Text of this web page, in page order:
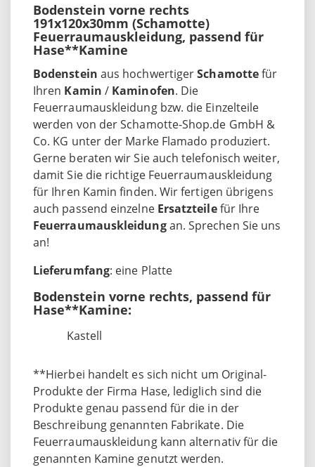
Bodenstein vorne rechts
191x120x30mm (Schamotte)
Feuerraumauskleidung, passend für
Hase**Kamine
Bodenstein aus hochwertigerSchamottefür
Ihren Kamin / Kaminofen. Die
Feuerraumauskleidung bzw. die Einzelteile
werden von der Schamotte-Shop.de GmbH &
Co. KG unter der Marke Flamado produziert.
Gerne beraten wir Sie auch telefonisch weiter,
damit Sie die richtige Feuerraumauskleidung
für Ihren Kamin finden. Wir fertigen übrigens
auch passend einzelne Ersatzteilefür Ihre
Feuerraumauskleidungan. Sprechen Sie uns
an!
Lieferumfang: eine Platte
Bodenstein vorne rechts, passend für
Hase**Kamine:
Kastell
**Hierbei handelt es sich nicht um Original-
Produkte der Firma Hase, lediglich sind die
Produkte genau passend für die in der
Beschreibung genannten Fabrikate. Die
Feuerraumauskleidung kann alternativ für die
genannten Kamine genutzt werden.